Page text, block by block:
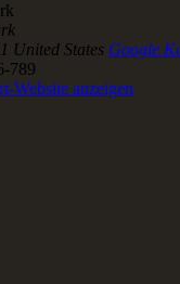
United States Google
789
Website anzeigen